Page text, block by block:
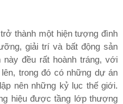
thành một hiện tượng đình
giải trí và bất động sản
đều rất hoành tráng, với
trong đó có những dự án
nên những kỷ lục thế giới.
hiệu được tầng lớp thượng